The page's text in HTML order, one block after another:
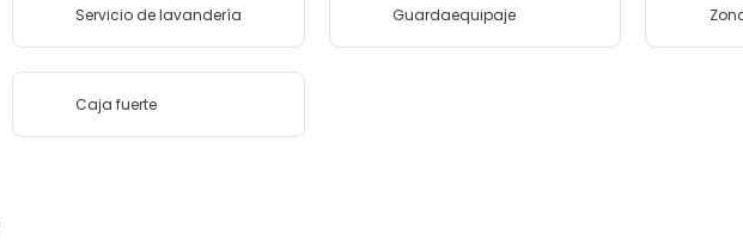
Servicio de lavandería Guardaequipaje
Caja fuerte